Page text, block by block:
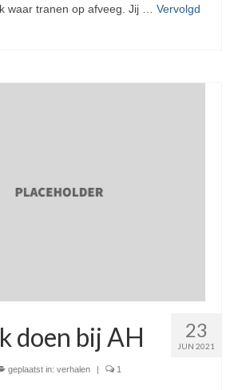
waar tranen op afveeg. Jij … Vervolgd
23
JUN 2021
doen bij AH
geplaatst in: verhalen 1